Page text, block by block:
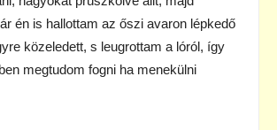
én is hallottam az őszi avaron lépkedő
közeledett, s leugrottam a lóról, így
megtudom fogni ha menekülni